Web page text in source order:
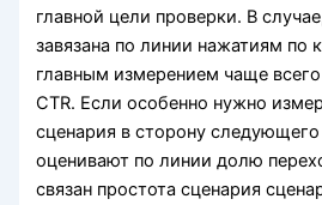
главной цели проверки. В
завязана по линии нажатиям по
главным измерением чаще
CTR. Если особенно нужно
сценария в сторону
оценивают по линии долю
связан простота сценария